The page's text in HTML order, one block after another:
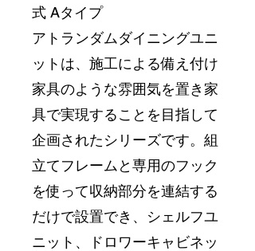
式 Aタイプ
アトランダムダイニングユニ
ットは、施工による備え付け
家具のような雰囲気を置き家
具で実現することを目指して
企画されたシリーズです。組
立てフレームと専用のフック
を使って収納部分を連結する
だけで設置でき、シェルフユ
ニット、ドロワーキャビネッ